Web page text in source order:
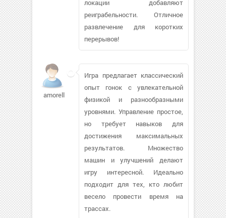
локации добавляют
реиграбельности. Отличное
развлечение для коротких
перерывов!
amorell
Игра предлагает классический
опыт гонок с увлекательной
физикой и разнообразными
уровнями. Управление простое,
но требует навыков для
достижения максимальных
результатов. Множество
машин и улучшений делают
игру интересной. Идеально
подходит для тех, кто любит
весело провести время на
трассах.